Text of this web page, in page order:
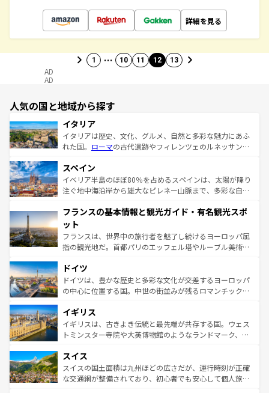
詳細を見る
1 … 10 11 12 13
AD
AD
人気の国と地域から探す
イタリア
イタリアは歴史、文化、グルメ、自然と多彩な魅力にあふ
れた国。 ローマの古代遺跡やフィレンツェのルネッサンス
ろん、トスカーナの美しい田園風景やアマルフィ海岸の絶
景など、自然景観も見逃せない。観光の合間には、本場の
ピザやパスタなど、絶品のイタリア料理を堪能することも
ませてくれるイタリアで、忘れられない旅をしてみよう！
なお、新着のイタリア情報は
しい。
スペイン
イベリア半島のほぼ80％を占めるスペインは、太陽が降り
注ぐ地中海沿岸から雄大なピレネー山脈まで、多彩な自然
文化が根付くこの国では、情熱的なフラメンコ、熱気あふ
れる闘牛、そして美味しいタパスが生活の一部となってい
る。首都マドリードの洗練された雰囲気や、バルセロナの
アートに溢れた街角から、地方では古代ローマ遺跡や中世
せる。地方によって風土や気候が異なるスペインはその個
性で訪れる人を魅了する。 なお、新着のスペイン情報は コ
ンテンツ一覧を参照してほしい。
フランスの基本情報と観光ガイド・有名観光スポ
ット
フランスは、世界中の旅行者を魅了し続けるヨーロッパ屈
指の観光地だ。首都パリのエッフェル塔やルーブル美術館
で、幅広い魅力が詰まっている。華麗な宮殿、歴史的な大
聖堂、美しいビーチ、そして豊かな自然が、訪れる者を心
から魅了する。また、フランスは美食の国としても知ら
いる。シャンパンの発祥地であるランス、プロヴァンスの
香り高いラベンダー畑など、多彩な楽しみ方が可能だ。さ
らに、パリ以外の地域にも魅力が溢れており、どの街角に
れる地方に足を運ぶとそれぞれで全く異なる文化を体験で
きるだろう。 なお、新着のフランス情報はコンテンツ一覧
を参照してほしい。
ドイツ
ドイツは、豊かな歴史と多彩な文化が交差するヨーロッパ
の中心に位置する国。中世の街並みが残るロマンチック街
顔を持つこの国は、どこを歩いても飽きることがない。ベ
ルリンの文化的活気、バイエルン州のアルプスの絶景、そ
してライン川沿いのワイン畑といった風景は必見。ビール
は、お酒好きな人にはぜひ体験してほしい。 なお、新着の
ドイツ情報はコンテンツ一覧を参照してほしい。
イギリス
イギリスは、古きよき伝統と最先端が共存する国。ウェス
トミンスター寺院や大英博物館のようなランドマーク、歴
リアごとに異なる魅力がある。また、優雅なアフタヌーン
ティー、ビール好きにはたまらない英国パブ、サッカー観
戦など、本場だからこそできる体験も豊富。イギリスを旅
スイス
スイスの国土面積は九州ほどの広さだが、運行時刻が正確
な交通網が整備されており、初心者でも安心して個人旅行